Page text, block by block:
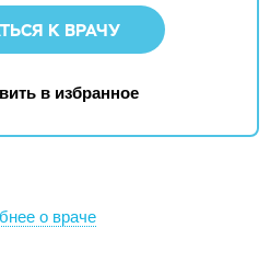
К ВРАЧУ
в избранное
о враче